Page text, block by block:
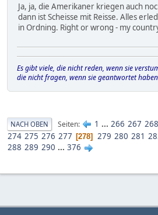
Ja, ja, die Amerikaner kriegen auch
dann ist Scheisse mit Reisse. Alles
in Ordning. Right or wrong - my
Es gibt viele, die nicht reden, wenn sie
die nicht fragen, wenn sie geantwortet
NACH OBEN Seiten 1 ... 266 267 268
274 275 276 277 278 279 280 281
288 289 290 ... 376